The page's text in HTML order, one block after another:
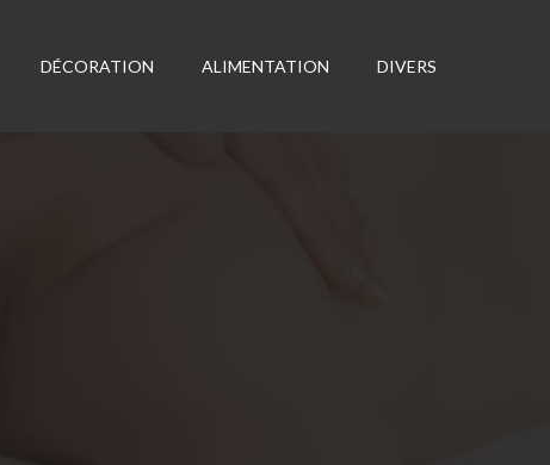
DÉCORATION ALIMENTATION DIVERS